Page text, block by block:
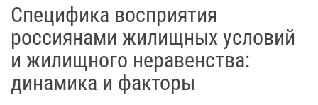
Специфика восприятия
россиянами жилищных условий
и жилищного неравенства:
динамика и факторы